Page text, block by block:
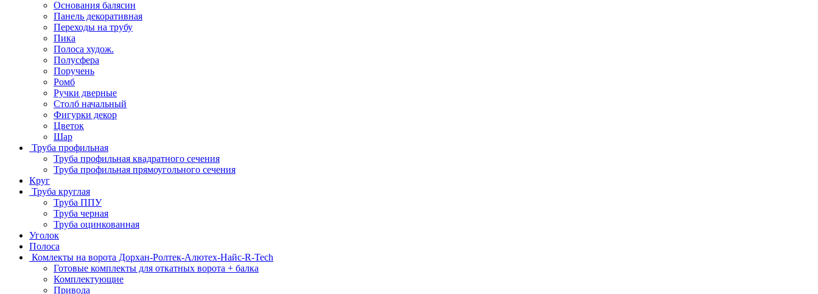
Основания балясин
Панель декоративная
Переходы на трубу
Пика
Полоса худож.
Полусфера
Поручень
Ромб
Ручки дверные
Столб начальный
Фигурки декор
Цветок
Шар
Труба профильная
Труба профильная квадратного сечения
Труба профильная прямоугольного сечения
Круг
Труба круглая
Труба ППУ
Труба черная
Труба оцинкованная
Уголок
Полоса
Комлекты на ворота Дорхан-Ролтек-Алютех-Найс-R-Tech
Готовые комплекты для откатных ворота + балка
Комплектующие
Привода